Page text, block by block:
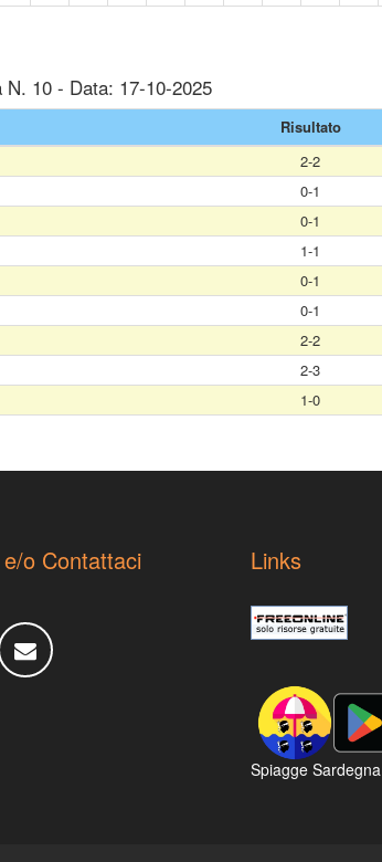
N. 10 - Data: 17-10-2025
Risultato
2-2
0-1
0-1
1-1
0-1
0-1
2-2
2-3
1-0
o Contattaci Links
Spiagge Sardegna